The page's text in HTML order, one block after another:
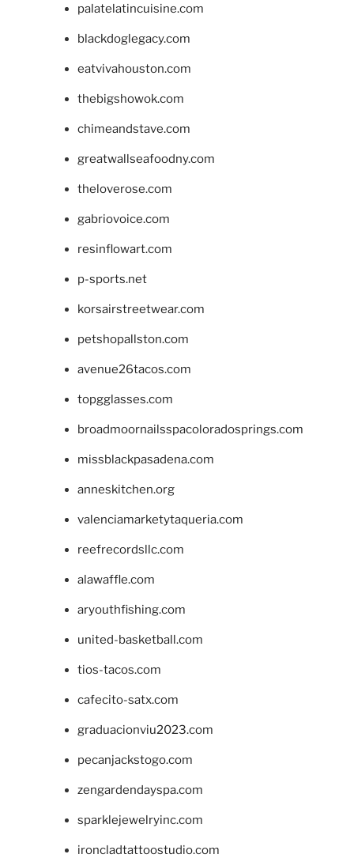
palatelatincuisine.com
blackdoglegacy.com
eatvivahouston.com
thebigshowok.com
chimeandstave.com
greatwallseafoodny.com
theloverose.com
gabriovoice.com
resinflowart.com
p-sports.net
korsairstreetwear.com
petshopallston.com
avenue26tacos.com
topgglasses.com
broadmoornailsspacoloradosprings.com
missblackpasadena.com
anneskitchen.org
valenciamarketytaqueria.com
reefrecordsllc.com
alawaffle.com
aryouthfishing.com
united-basketball.com
tios-tacos.com
cafecito-satx.com
graduacionviu2023.com
pecanjackstogo.com
zengardendayspa.com
sparklejewelryinc.com
ironcladtattoostudio.com